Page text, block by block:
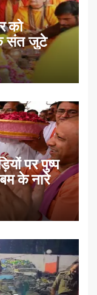
को
संत जुटे
पर पुष्प
के नारे